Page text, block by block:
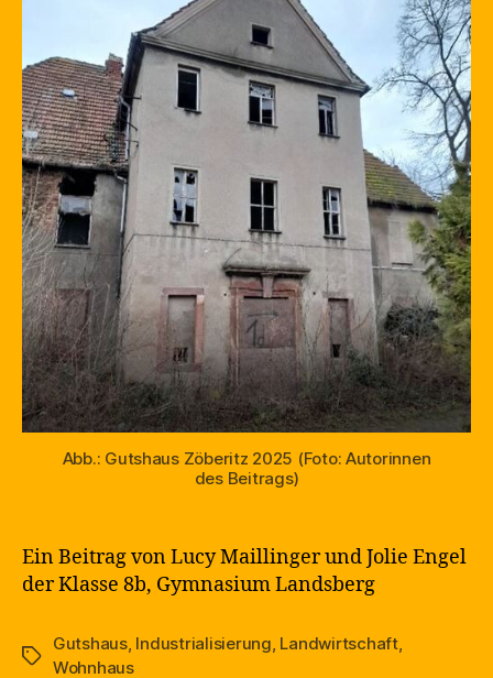
Abb.: Gutshaus Zöberitz 2025 (Foto: Autorinnen
des Beitrags)
Ein Beitrag von Lucy Maillinger und Jolie Engel
der Klasse 8b, Gymnasium Landsberg
Schlagwörter
Gutshaus, Industrialisierung, Landwirtschaft,
Wohnhaus